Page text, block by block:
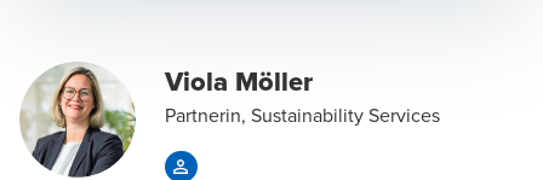
Viola Möller
Partnerin, Sustainability Services